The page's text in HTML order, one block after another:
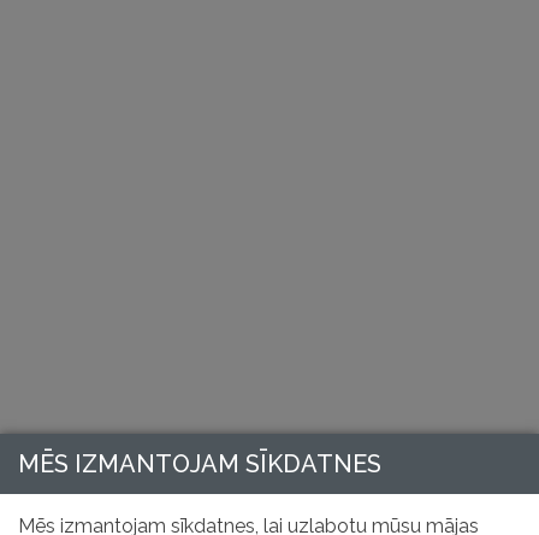
MĒS IZMANTOJAM SĪKDATNES
Mēs izmantojam sīkdatnes, lai uzlabotu mūsu mājas